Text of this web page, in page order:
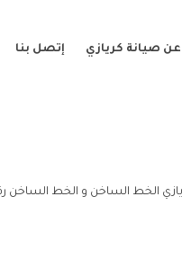
عن صيانة كريازي إتصل بنا
الخط الساخن و الخط الساخن